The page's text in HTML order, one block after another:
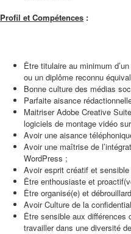
Profil et Compétences :
Être titulaire au minimum
ou un diplôme reconnu
Bonne culture des médias
Parfaite aisance
Maitriser Adobe Creative
logiciels de montage vidéo
Avoir une aisance
Avoir une maîtrise de
WordPress ;
Avoir esprit créatif et sensible
Être enthousiaste et
Être organisé(e) et
Avoir Culture de la
Être sensible aux
travailler dans une diversité